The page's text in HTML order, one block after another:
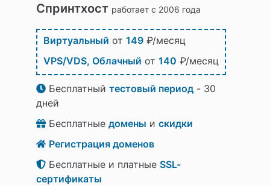
Спринтхост работает с 2006 года
Виртуальный от 149 ₽/месяц
VPS/VDS, Облачный от 140 ₽/месяц
Бесплатный тестовый период - 30
дней
Бесплатные домены и скидки
Регистрация доменов
Бесплатные и платные SSL-
сертификаты